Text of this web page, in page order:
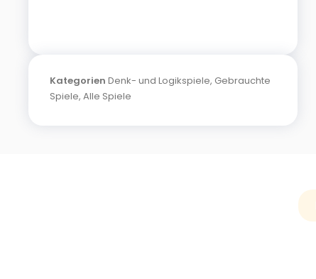
Kategorien Denk- und Logikspiele, Gebrauchte
Spiele, Alle Spiele